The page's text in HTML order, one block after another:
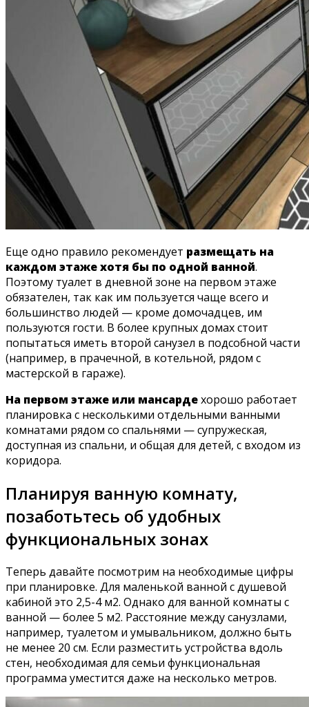
Еще одно правило рекомендует размещать на
каждом этаже хотя бы по одной ванной.
Поэтому туалет в дневной зоне на первом этаже
обязателен, так как им пользуется чаще всего и
большинство людей — кроме домочадцев, им
пользуются гости. В более крупных домах стоит
попытаться иметь второй санузел в подсобной части
(например, в прачечной, в котельной, рядом с
мастерской в ​​гараже).
На первом этаже или мансардехорошо работает
планировка с несколькими отдельными ванными
комнатами рядом со спальнями — супружеская,
доступная из спальни, и общая для детей, с входом из
коридора.
Планируя ванную комнату,
позаботьтесь об удобных
функциональных зонах
Теперь давайте посмотрим на необходимые цифры
при планировке. Для маленькой ванной с душевой
кабиной это 2,5-4 м2. Однако для ванной комнаты с
ванной — более 5 м2. Расстояние между санузлами,
например, туалетом и умывальником, должно быть
не менее 20 см. Если разместить устройства вдоль
стен, необходимая для семьи функциональная
программа уместится даже на несколько метров.